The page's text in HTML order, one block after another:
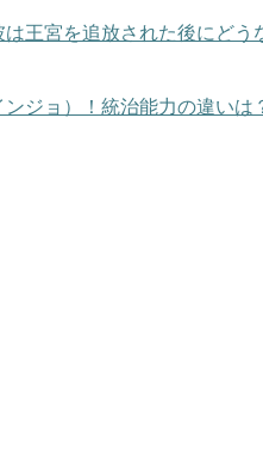
王宮を追放された後にどう
ジョ）！統治能力の違いは